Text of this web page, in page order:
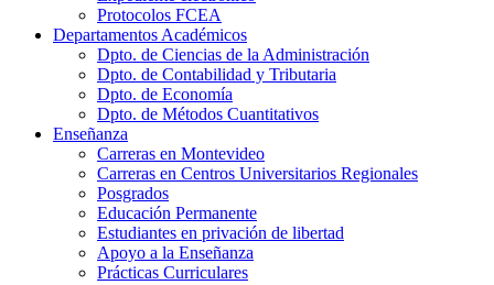
Protocolos FCEA
Departamentos Académicos
Dpto. de Ciencias de la Administración
Dpto. de Contabilidad y Tributaria
Dpto. de Economía
Dpto. de Métodos Cuantitativos
Enseñanza
Carreras en Montevideo
Carreras en Centros Universitarios Regionales
Posgrados
Educación Permanente
Estudiantes en privación de libertad
Apoyo a la Enseñanza
Prácticas Curriculares